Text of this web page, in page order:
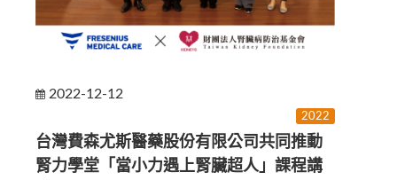
2022-12-12
2022
台灣費森尤斯醫藥股份有限公司共同推動
腎力學堂「當小力遇上腎臟超人」課程講